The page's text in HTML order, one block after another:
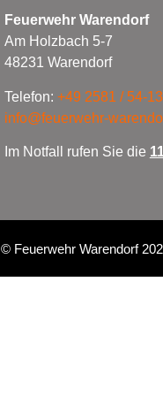
Feuerwehr Warendorf
Am Holzbach 5-7
48231 Warendorf
Telefon: +49 2581 / 54-
info@feuerwehr-
Im Notfall rufen Sie die
© Feuerwehr Warendorf